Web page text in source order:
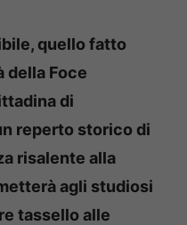
quello fatto
della Foce
di
reperto storico di
risalente alla
agli studiosi
tassello alle